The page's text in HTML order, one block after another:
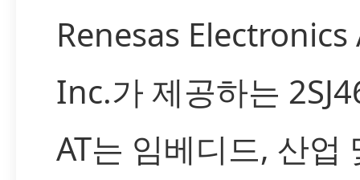
Renesas
Inc.가 제공하는
AT는 임베디드, 산업